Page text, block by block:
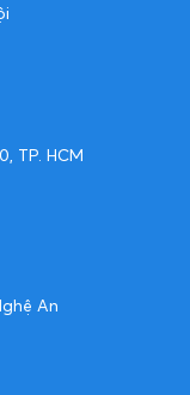
TP. HCM
An